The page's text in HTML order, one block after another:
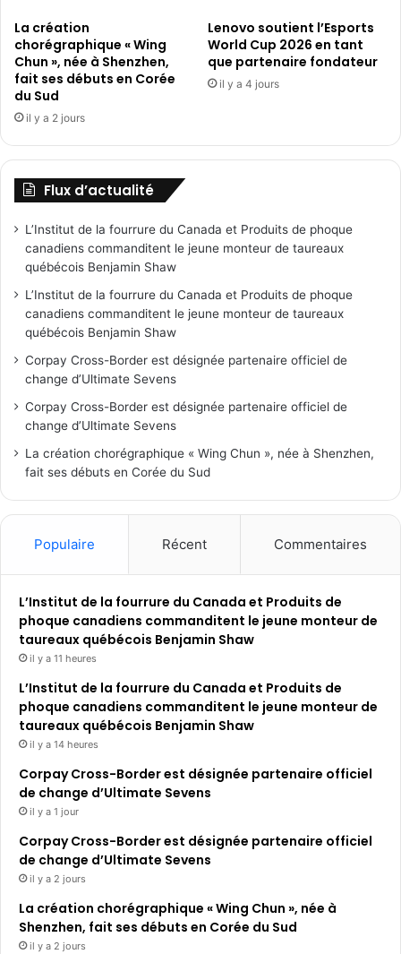
La création
chorégraphique « Wing
Chun », née à Shenzhen,
fait ses débuts en Corée
du Sud
il y a 2 jours
Lenovo soutient l’Esports
World Cup 2026 en tant
que partenaire fondateur
il y a 4 jours
Flux d’actualité
L’Institut de la fourrure du Canada et Produits de phoque
canadiens commanditent le jeune monteur de taureaux
québécois Benjamin Shaw
L’Institut de la fourrure du Canada et Produits de phoque
canadiens commanditent le jeune monteur de taureaux
québécois Benjamin Shaw
Corpay Cross-Border est désignée partenaire officiel de
change d’Ultimate Sevens
Corpay Cross-Border est désignée partenaire officiel de
change d’Ultimate Sevens
La création chorégraphique « Wing Chun », née à Shenzhen,
fait ses débuts en Corée du Sud
Populaire Récent Commentaires
L’Institut de la fourrure du Canada et Produits de
phoque canadiens commanditent le jeune monteur de
taureaux québécois Benjamin Shaw
il y a 11 heures
L’Institut de la fourrure du Canada et Produits de
phoque canadiens commanditent le jeune monteur de
taureaux québécois Benjamin Shaw
il y a 14 heures
Corpay Cross-Border est désignée partenaire officiel
de change d’Ultimate Sevens
il y a 1 jour
Corpay Cross-Border est désignée partenaire officiel
de change d’Ultimate Sevens
il y a 2 jours
La création chorégraphique « Wing Chun », née à
Shenzhen, fait ses débuts en Corée du Sud
il y a 2 jours